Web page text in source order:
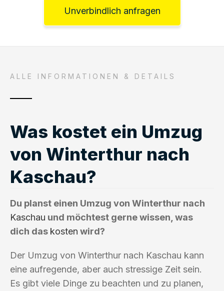
Unverbindlich anfragen
ALLE INFORMATIONEN & DETAILS
Was kostet ein Umzug
von Winterthur nach
Kaschau?
Du planst einen Umzug von Winterthur nach
Kaschau und möchtest gerne wissen, was
dich das kosten wird?
Der Umzug von Winterthur nach Kaschau kann
eine aufregende, aber auch stressige Zeit sein.
Es gibt viele Dinge zu beachten und zu planen,